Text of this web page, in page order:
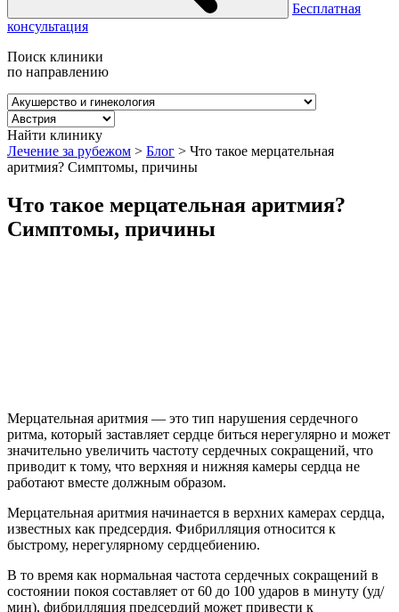
Бесплатная
консультация
Поиск клиники
по направлению
Найти клинику
Лечение за рубежом > Блог > Что такое мерцательная
аритмия? Симптомы, причины
Что такое мерцательная аритмия?
Симптомы, причины
Мерцательная аритмия — это тип нарушения сердечного
ритма, который заставляет сердце биться нерегулярно и может
значительно увеличить частоту сердечных сокращений, что
приводит к тому, что верхняя и нижняя камеры сердца не
работают вместе должным образом.
Мерцательная аритмия начинается в верхних камерах сердца,
известных как предсердия. Фибрилляция относится к
быстрому, нерегулярному сердцебиению.
В то время как нормальная частота сердечных сокращений в
состоянии покоя составляет от 60 до 100 ударов в минуту (уд/
мин), фибрилляция предсердий может привести к